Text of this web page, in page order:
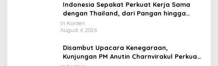
Indonesia Sepakat Perkuat Kerja Sama
dengan Thailand, dari Pangan hingga
Ekonomi Digital
In Konten
August 4, 2026
Disambut Upacara Kenegaraan,
Kunjungan PM Anutin Charnvirakul Perkuat